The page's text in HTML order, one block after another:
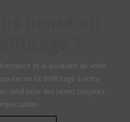
et la durabilité de votre
un kit d’affûtage à votre
idéal pour des lames toujours